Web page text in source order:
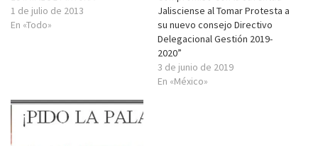
1 de julio de 2013
En «Todo»
Jalisciense al Tomar Protesta a
su nuevo consejo Directivo
Delegacional Gestión 2019-
2020”
3 de junio de 2019
En «México»